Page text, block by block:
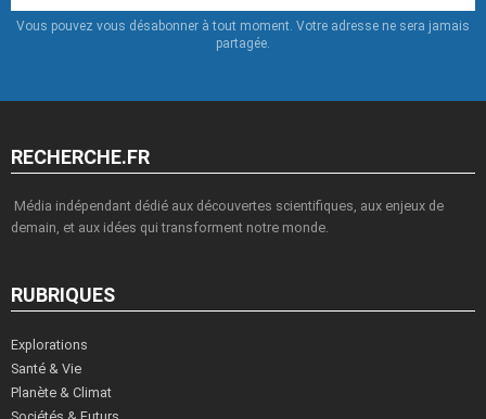
Vous pouvez vous désabonner à tout moment. Votre adresse ne sera jamais
partagée.
RECHERCHE.FR
Média indépendant dédié aux découvertes scientifiques, aux enjeux de
demain, et aux idées qui transforment notre monde.
RUBRIQUES
Explorations
Santé & Vie
Planète & Climat